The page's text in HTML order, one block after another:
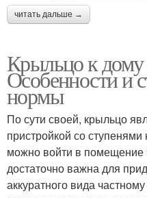
читать дальше →
Крыльцо к
Особенности и
нормы
По сути своей, крыльцо
пристройкой со
можно войти в помещение
достаточно важна для
аккуратного вида